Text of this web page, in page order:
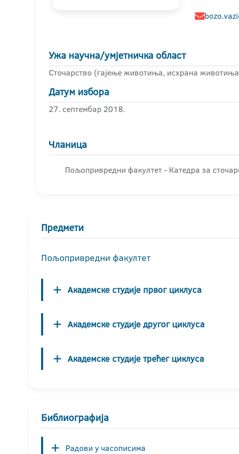
Ужа научна/умјетничка област
Сточарство (гајење животиња, исхрана
Датум избора
27. септембар 2018.
Чланица
Пољопривредни факултет - Катедра за
Предмети
Пољопривредни факултет
Академске студије првог циклуса
Академске студије другог циклуса
Академске студије трећег циклуса
Библиографија
Радови у часописима